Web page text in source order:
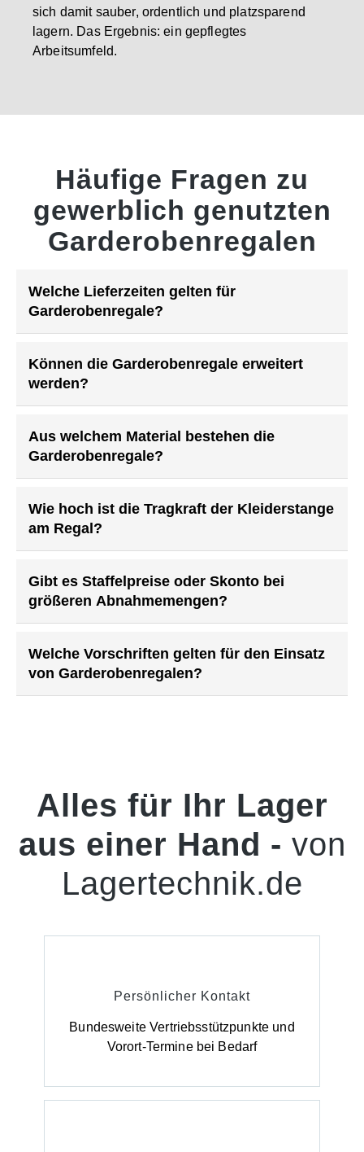
sich damit sauber, ordentlich und platzsparend
lagern. Das Ergebnis: ein gepflegtes
Arbeitsumfeld.
Häufige Fragen zu
gewerblich genutzten
Garderobenregalen
Welche Lieferzeiten gelten für
Garderobenregale?
Können die Garderobenregale erweitert
werden?
Aus welchem Material bestehen die
Garderobenregale?
Wie hoch ist die Tragkraft der Kleiderstange
am Regal?
Gibt es Staffelpreise oder Skonto bei
größeren Abnahmemengen?
Welche Vorschriften gelten für den Einsatz
von Garderobenregalen?
Alles für Ihr Lager
aus einer Hand - von
Lagertechnik.de
Persönlicher Kontakt
Bundesweite Vertriebsstützpunkte und
Vorort-Termine bei Bedarf